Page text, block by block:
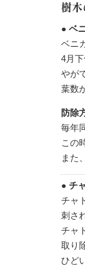
樹
● ベ
ベニ
4月
やが
葉数
防除
毎年
この
また
● チ
チャ
刺さ
チャ
取り
ひど